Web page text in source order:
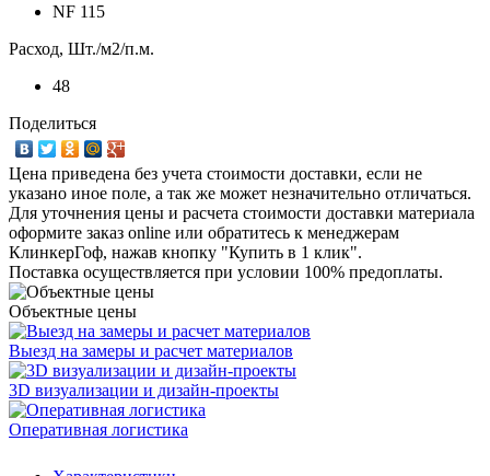
NF 115
Расход, Шт./м2/п.м.
48
Поделиться
Цена приведена без учета стоимости доставки, если не
указано иное поле, а так же может незначительно отличаться.
Для уточнения цены и расчета стоимости доставки материала
оформите заказ online или обратитесь к менеджерам
КлинкерГоф, нажав кнопку "Купить в 1 клик".
Поставка осуществляется при условии 100% предоплаты.
Объектные цены
Выезд на замеры и расчет материалов
3D визуализации и дизайн-проекты
Оперативная логистика